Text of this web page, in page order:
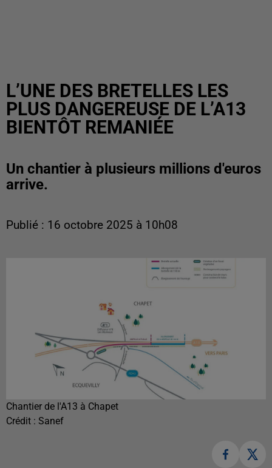
L’UNE DES BRETELLES LES
PLUS DANGEREUSE DE L’A13
BIENTÔT REMANIÉE
Un chantier à plusieurs millions d'euros
arrive.
Publié : 16 octobre 2025 à 10h08
Chantier de l'A13 à Chapet
Crédit : Sanef